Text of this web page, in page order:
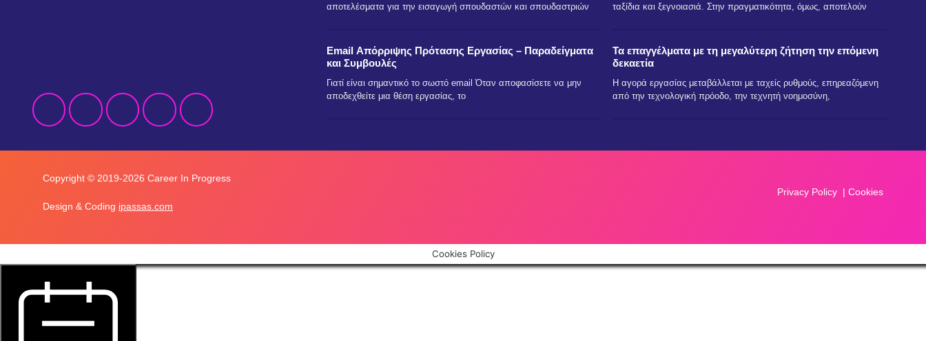
αποτελέσματα για την εισαγωγή σπουδαστών και σπουδαστριών
ταξίδια και ξεγνοιασιά. Στην πραγματικότητα, όμως, αποτελούν
Email Απόρριψης Πρότασης Εργασίας – Παραδείγματα
και Συμβουλές
Γιατί είναι σημαντικό το σωστό email Όταν αποφασίσετε να μην
αποδεχθείτε μια θέση εργασίας, το
Τα επαγγέλματα με τη μεγαλύτερη ζήτηση την επόμενη
δεκαετία
Η αγορά εργασίας μεταβάλλεται με ταχείς ρυθμούς, επηρεαζόμενη
από την τεχνολογική πρόοδο, την τεχνητή νοημοσύνη,
Copyright © 2019-2026 Career In Progress
Design & Coding ipassas.com
Privacy Policy| Cookies
Cookies Policy